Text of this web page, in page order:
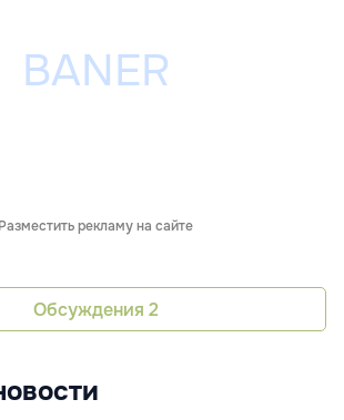
Разместить рекламу на сайте
Обсуждения 2